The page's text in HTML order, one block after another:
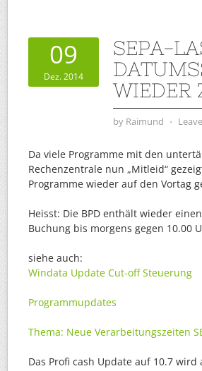
09
Dez. 2014
SEPA-
WIEDER
by Raimund ⋅
Da viele Programme mit den
Rechenzentrale nun „Mitleid“
Programme wieder auf den Vortag
Heisst: Die BPD enthält wieder
Buchung bis morgens gegen 10.00
siehe auch:
Windata Update Cut-off Steuerung
Programmupdates
Thema: Neue Verarbeitungszeiten
Das Profi cash Update auf 10.7